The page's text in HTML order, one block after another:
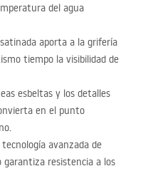
del agua
aporta a la grifería
tiempo la visibilidad de
esbeltas y los detalles
en el punto
avanzada de
garantiza resistencia a los